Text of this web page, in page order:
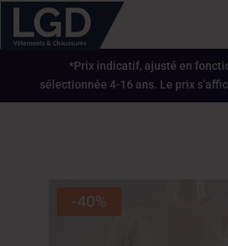
*Prix indicatif, ajusté en
sélectionnée 4-16 ans. Le prix
-40%